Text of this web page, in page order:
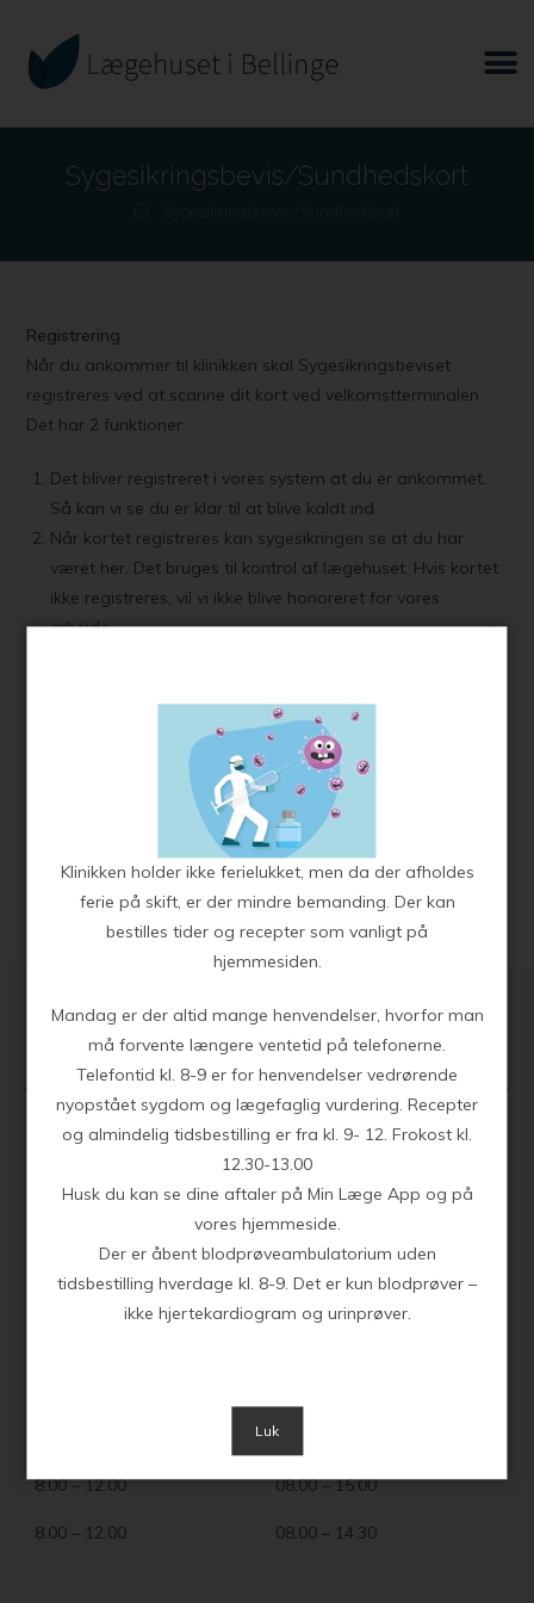
Sygesikringsbevis/Sundhedskort
Registrering
Når du ankommer til klinikken skal Sygesikringsbeviset
registreres ved at scanne dit kort ved velkomstterminalen.
Det har 2 funktioner:
Det bliver registreret i vores system at du er ankommet.
Så kan vi se du er klar til at blive kaldt ind.
Når kortet registreres kan sygesikringen se at du har
været her. Det bruges til kontrol af lægehuset. Hvis kortet
ikke registreres, vil vi ikke blive honoreret for vores
arbejde.
Bestil tid, forny medicin, skriv til lægen.
Login herunder
Log på selvbetjeningen
Læs mere om brugeroprettelse her
Klinikkens åbningstider
Telefontid kl. 8-9 for nyopstået sygdom eller andre
kl.9 – 12 for tider efter almindelig venteliste og
Telefontid Konsultation
08.00 – 16.30
8.00 – 12.00 08.00 – 15.00
8.00 – 12.00 08.00 – 14.30
Klinikken holder ikke ferielukket, men da der afholdes
ferie på skift, er der mindre bemanding. Der kan
bestilles tider og recepter som vanligt på
hjemmesiden.
Mandag er der altid mange henvendelser, hvorfor man
må forvente længere ventetid på telefonerne.
Telefontid kl. 8-9 er for henvendelser vedrørende
nyopstået sygdom og lægefaglig vurdering. Recepter
og almindelig tidsbestilling er fra kl. 9- 12. Frokost kl.
12.30-13.00
Husk du kan se dine aftaler på Min Læge App og på
vores hjemmeside.
Der er åbent blodprøveambulatorium uden
tidsbestilling hverdage kl. 8-9. Det er kun blodprøver –
ikke hjertekardiogram og urinprøver.
Luk